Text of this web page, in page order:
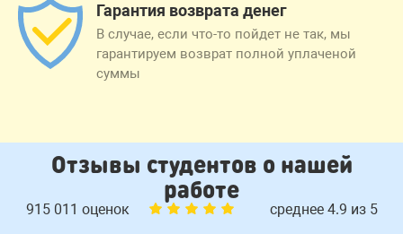
Гарантия возврата денег
В случае, если что-то пойдет не так, мы
гарантируем возврат полной уплаченой
суммы
Отзывы студентов о нашей
работе
915 011 оценок среднее 4.9 из 5